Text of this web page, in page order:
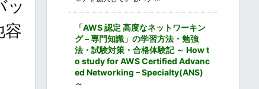
ッ
容
「AWS 認定 高度なネットワーキン
グ – 専門知識」の学習方法・勉強
法・試験対策・合格体験記 ～ How t
o study for AWS Certified Advanc
ed Networking – Specialty(ANS)
～